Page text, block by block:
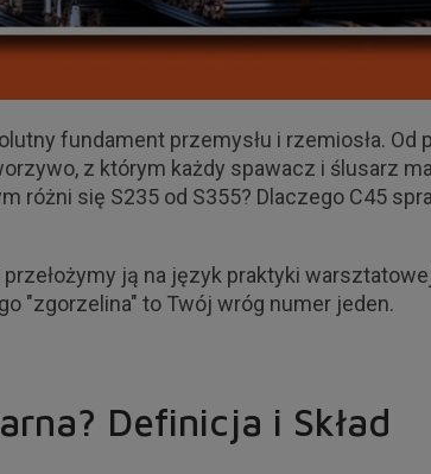
fundament przemysłu i rzemiosła.
z którym każdy spawacz i ślusarz
różni się S235 od S355? Dlaczego C45
ją na język praktyki
"zgorzelina" to Twój wróg numer jeden.
Definicja i Skład